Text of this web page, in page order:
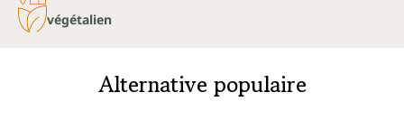
végétalien
Alternative populaire